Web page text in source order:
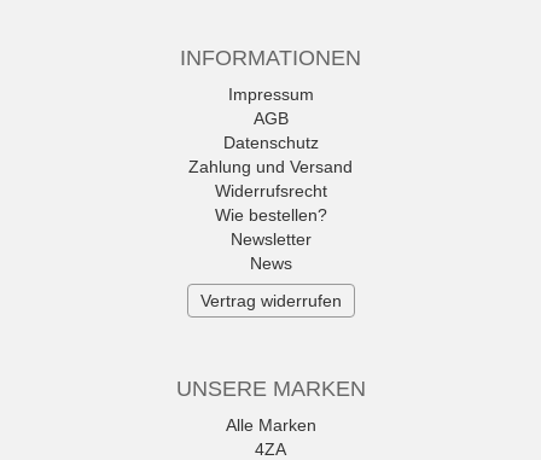
INFORMATIONEN
Impressum
AGB
Datenschutz
Zahlung und Versand
Widerrufsrecht
Wie bestellen?
Newsletter
News
Vertrag widerrufen
UNSERE MARKEN
Alle Marken
4ZA